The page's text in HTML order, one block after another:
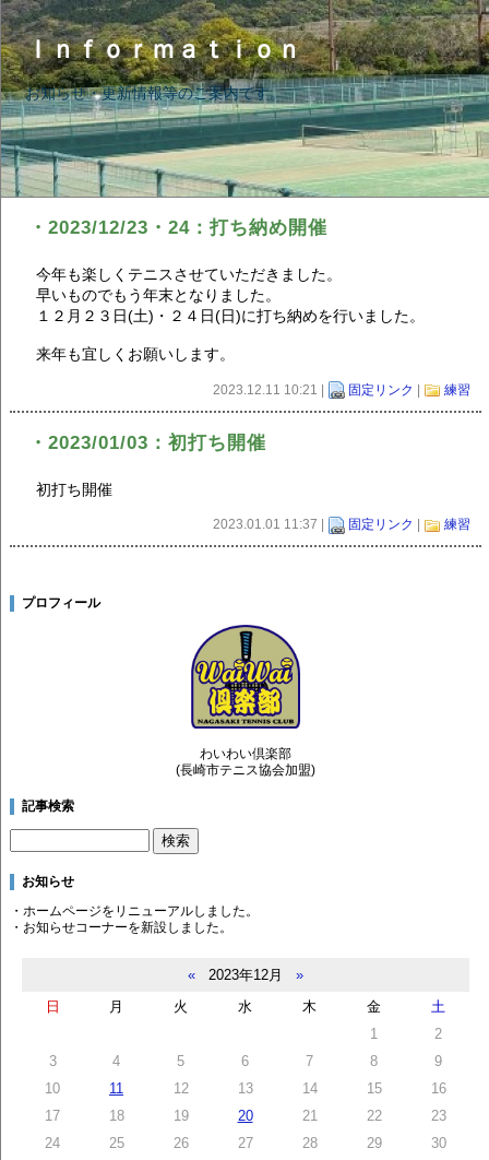
Ｉｎｆｏｒｍａｔｉｏｎ
お知らせ・更新情報等のご案内です。
・2023/12/23・24：打ち納め開催
今年も楽しくテニスさせていただきました。
早いものでもう年末となりました。
１２月２３日(土)・２４日(日)に打ち納めを行いました。
来年も宜しくお願いします。
2023.12.11 10:21 | 固定リンク | 練習
・2023/01/03：初打ち開催
初打ち開催
2023.01.01 11:37 | 固定リンク 練習
プロフィール
わいわい倶楽部
(長崎市テニス協会加盟)
記事検索
お知らせ
・ホームページをリニューアルしました。
・お知らせコーナーを新設しました。
« 2023年12月
»
日
月 火 水 木 金
土
1
2
3
4 5 6 7 8
9
10
11 12 13 14 15
16
17
18 19 20 21 22
23
24
25 26 27 28 29
30